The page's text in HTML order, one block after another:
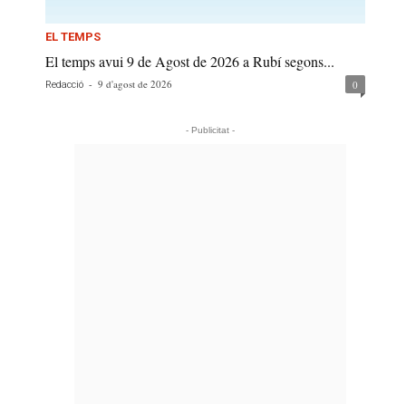
EL TEMPS
El temps avui 9 de Agost de 2026 a Rubí segons...
Redacció - 9 d'agost de 2026 0
- Publicitat -